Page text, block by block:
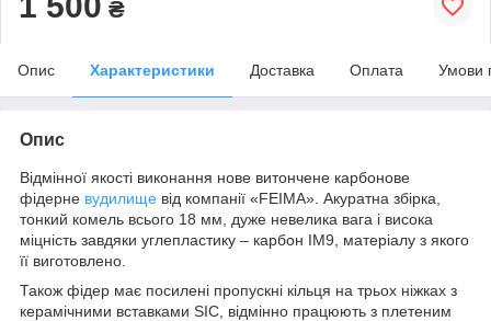
₴
Опис Характеристики Доставка Оплата Умови
Опис
Відмінної якості виконання нове витончене карбонове
фідерне вудилище від компанії «FEIMA». Акуратна збірка,
тонкий комель всього 18 мм, дуже невелика вага і висока
міцність завдяки углепластику – карбон IM9, матеріалу з якого
її виготовлено.
Також фідер має посилені пропускні кільця на трьох ніжках з
керамічними вставками SIC, відмінно працюють з плетеним